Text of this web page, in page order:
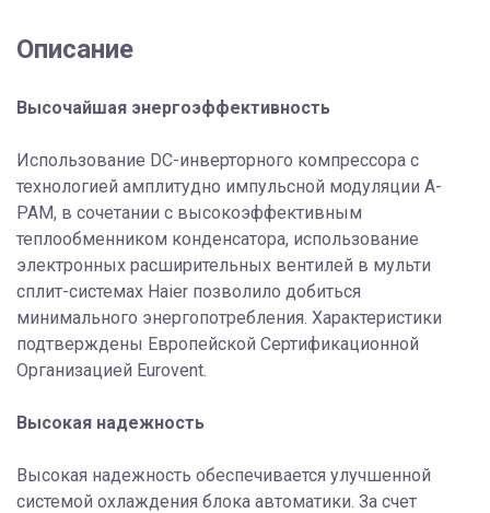
Описание
Высочайшая энергоэффективность
Использование DC-инверторного компрессора с
технологией амплитудно импульсной модуляции A-
PAM, в сочетании с высокоэффективным
теплообменником конденсатора, использование
электронных расширительных вентилей в мульти
сплит-системах Haier позволило добиться
минимального энергопотребления. Характеристики
подтверждены Европейской Сертификационной
Организацией Eurovent.
Высокая надежность
Высокая надежность обеспечивается улучшенной
системой охлаждения блока автоматики. За счет